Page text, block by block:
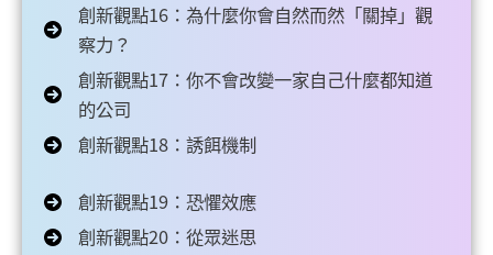
創新觀點16：為什麼你會自然而然「關掉」觀
察力？
創新觀點17：你不會改變一家自己什麼都知道
的公司
創新觀點18：誘餌機制
創新觀點19：恐懼效應
創新觀點20：從眾迷思